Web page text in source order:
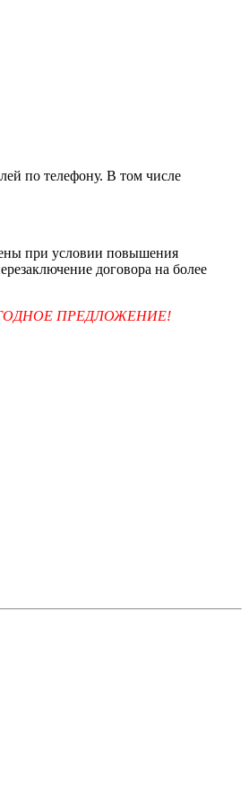
по телефону. В том числе
при условии повышения
договора на более
ПРЕДЛОЖЕНИЕ!